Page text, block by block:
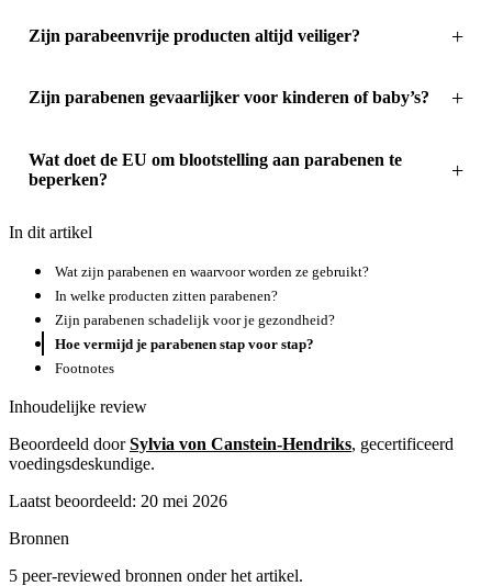
Zijn parabeenvrije producten altijd veiliger?
Zijn parabenen gevaarlijker voor kinderen of baby’s?
Wat doet de EU om blootstelling aan parabenen te
beperken?
In dit artikel
Wat zijn parabenen en waarvoor worden ze gebruikt?
In welke producten zitten parabenen?
Zijn parabenen schadelijk voor je gezondheid?
Hoe vermijd je parabenen stap voor stap?
Footnotes
Inhoudelijke review
Beoordeeld doorSylvia von Canstein-Hendriks, gecertificeerd
voedingsdeskundige.
Laatst beoordeeld: 20 mei 2026
Bronnen
5 peer-reviewed bronnen onder het artikel.